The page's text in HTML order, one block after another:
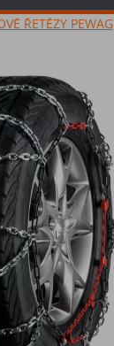
ŘETĚZY PEWAG